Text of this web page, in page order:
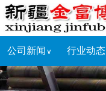
公司新闻 ∨ 行业动态